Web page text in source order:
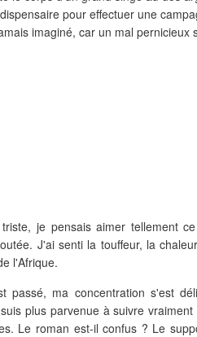
pour effectuer une
imaginé, car un mal pernicieux
je pensais aimer tellement
J'ai senti la touffeur, la
l'Afrique.
passé, ma concentration s'est
plus parvenue à suivre
Le roman est-il confus ? Le